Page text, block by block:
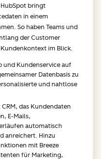
bringt
in einem
So haben Teams und
der Customer
im Blick.
und Kundenservice auf
Datenbasis zu
und nahtlose
CRM, das Kundendaten
E-Mails,
automatisch
anreichert. Hinzu
mit Breeze
für Marketing,